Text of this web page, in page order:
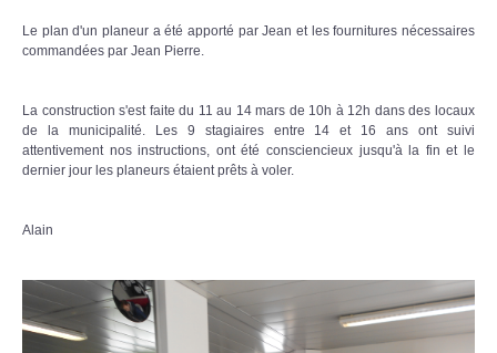
Le plan d'un planeur a été apporté par Jean et les fournitures nécessaires
commandées par Jean Pierre.
La construction s'est faite du 11 au 14 mars de 10h à 12h dans des locaux
de la municipalité. Les 9 stagiaires entre 14 et 16 ans ont suivi
attentivement nos instructions, ont été consciencieux jusqu'à la fin et le
dernier jour les planeurs étaient prêts à voler.
Alain